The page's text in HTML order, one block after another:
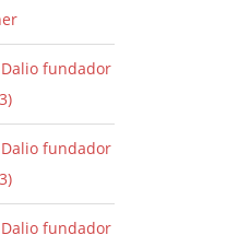
fundador
fundador
fundador